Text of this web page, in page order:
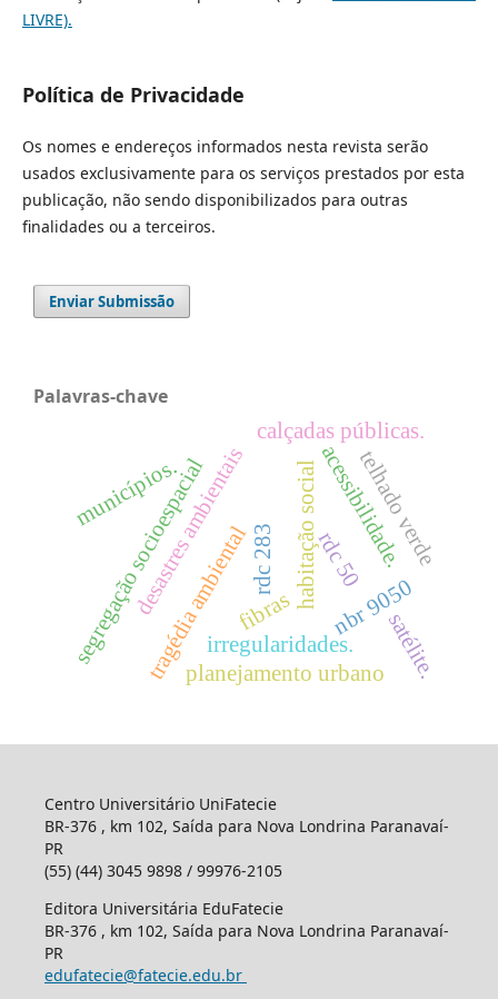
LIVRE).
Política de Privacidade
Os nomes e endereços informados nesta revista serão
usados exclusivamente para os serviços prestados por esta
publicação, não sendo disponibilizados para outras
finalidades ou a terceiros.
Enviar Submissão
Palavras-chave
habitação social
tragédia ambiental
desastres ambientais
segregação socioespacial
planejamento urbano
municípios.
irregularidades.
calçadas públicas.
acessibilidade.
rdc 283 rdc 50
nbr 9050
satélite.
fibras
telhado verde
Centro Universitário UniFatecie
BR-376 , km 102, Saída para Nova Londrina Paranavaí-
PR
(55) (44) 3045 9898 / 99976-2105
Editora Universitária EduFatecie
BR-376 , km 102, Saída para Nova Londrina Paranavaí-
PR
edufatecie@fatecie.edu.br